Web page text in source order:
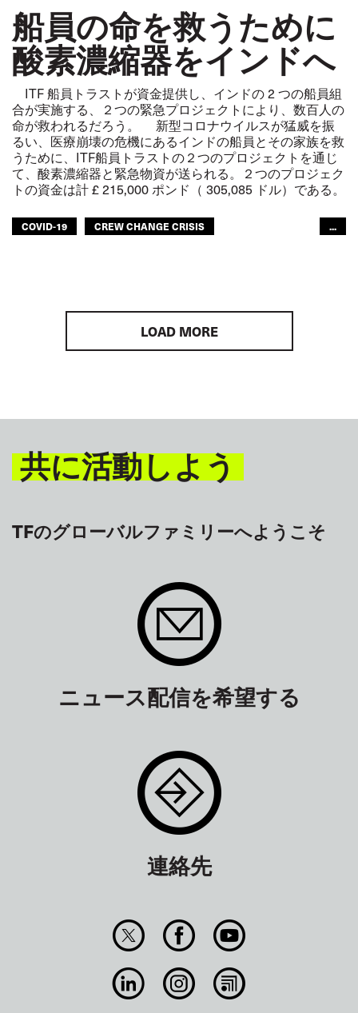
船員の命を救うために
酸素濃縮器をインドへ
ITF 船員トラストが資金提供し、インドの 2 つの船員組
合が実施する、２つの緊急プロジェクトにより、数百人の
命が救われるだろう。 新型コロナウイルスが猛威を振
るい、医療崩壊の危機にあるインドの船員とその家族を救
うために、ITF船員トラストの２つのプロジェクトを通じ
て、酸素濃縮器と緊急物資が送られる。２つのプロジェク
トの資金は計 £ 215,000 ポンド（ 305,085 ドル）である。
COVID-19
CREW CHANGE CRISIS
...
LOAD MORE
共に活動しよう
TFのグローバルファミリーへようこそ
ニュース配信を希望する
連絡先